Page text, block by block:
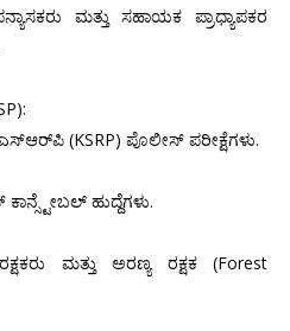
ಮತ್ತು ಸಹಾಯಕ ಪ್ರಾಧ್ಯಾಪಕರ
(KSRP) ಪೊಲೀಸ್ ಪರೀಕ್ಷೆಗಳು.
ಹುದ್ದೆಗಳು.
ಮತ್ತು ಅರಣ್ಯ ರಕ್ಷಕ (Forest